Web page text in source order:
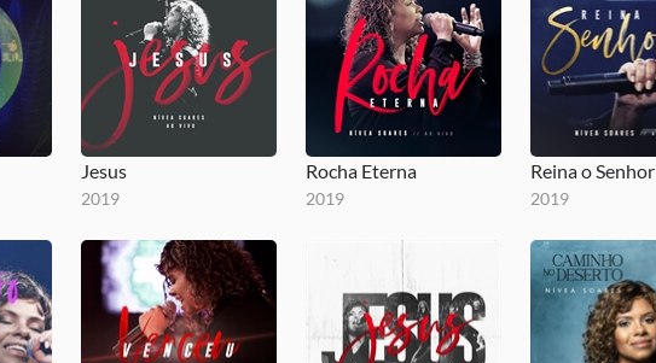
Jesus
2019
Rocha Eterna
2019
Reina o Senhor
2019